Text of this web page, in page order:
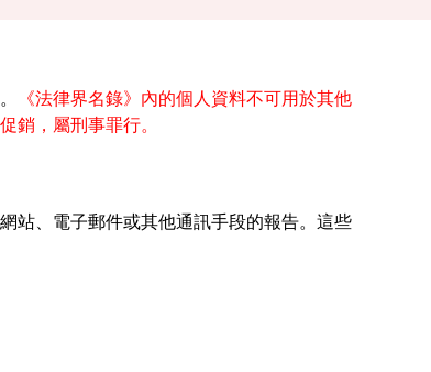
《法律界名錄》內的個人資料不可用於其他
銷，屬刑事罪行。
站、電子郵件或其他通訊手段的報告。這些